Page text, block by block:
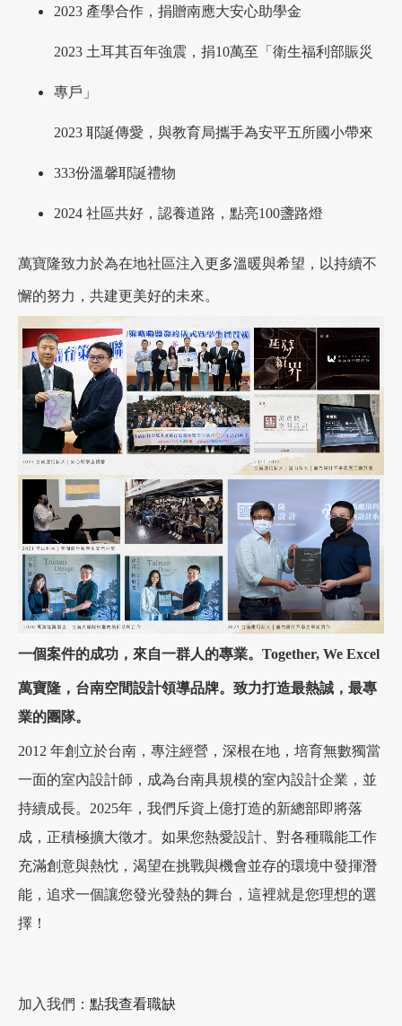
2023 產學合作，捐贈南應大安心助學金
2023 土耳其百年強震，捐10萬至「衛生福利部賑災
專戶」
2023 耶誕傳愛，與教育局攜手為安平五所國小帶來
333份溫馨耶誕禮物
2024 社區共好，認養道路，點亮100盞路燈
萬寶隆致力於為在地社區注入更多溫暖與希望，以持續不
懈的努力，共建更美好的未來。
一個案件的成功，來自一群人的專業。Together, We Excel
萬寶隆，台南空間設計領導品牌。致力打造最熱誠，最專
業的團隊。
2012 年創立於台南，專注經營，深根在地，培育無數獨當
一面的室內設計師，成為台南具規模的室內設計企業，並
持續成長。2025年，我們斥資上億打造的新總部即將落
成，正積極擴大徵才。如果您熱愛設計、對各種職能工作
充滿創意與熱忱，渴望在挑戰與機會並存的環境中發揮潛
能，追求一個讓您發光發熱的舞台，這裡就是您理想的選
擇！
加入我們： 點我查看職缺